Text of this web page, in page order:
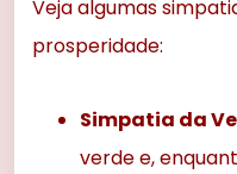
Veja algumas
prosperidade:
Simpatia da
verde e,